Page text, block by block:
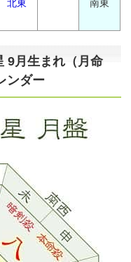
北東
南東
9月生まれ（月命
ンダー